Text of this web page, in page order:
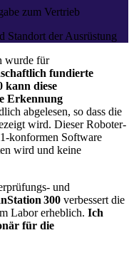
zum Vertrieb
Standort der Ausrüstung
wurde für
fundierte
kann diese
Erkennung
abgelesen, so dass die
wird. Dieser Roboter-
konformen Software
wird und keine
und
300 verbessert die
Labor erheblich. Ich
für die